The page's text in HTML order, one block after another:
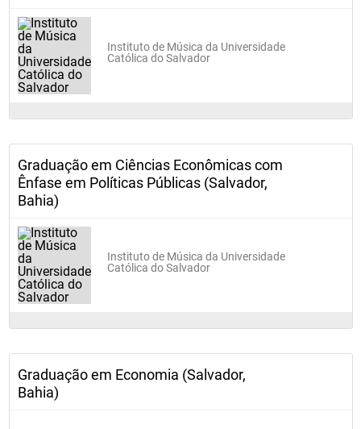
Instituto de Música da Universidade
Católica do Salvador
Graduação em Ciências Econômicas com
Ênfase em Políticas Públicas (Salvador,
Bahia)
Instituto de Música da Universidade
Católica do Salvador
Graduação em Economia (Salvador,
Bahia)